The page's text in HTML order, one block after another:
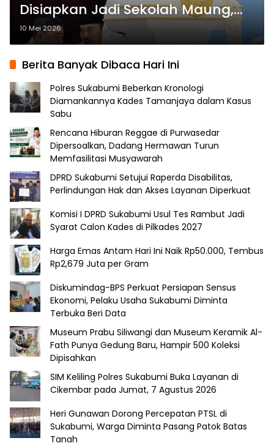
Disiapkan Jadi Sekolah Maung,
Total 42 Sekolah di Jawa Barat
10 Mei 2026
Berita Banyak Dibaca Hari Ini
Polres Sukabumi Beberkan Kronologi
Diamankannya Kades Tamanjaya dalam Kasus
Sabu
Rencana Hiburan Reggae di Purwasedar
Dipersoalkan, Dadang Hermawan Turun
Memfasilitasi Musyawarah
DPRD Sukabumi Setujui Raperda Disabilitas,
Perlindungan Hak dan Akses Layanan Diperkuat
Komisi I DPRD Sukabumi Usul Tes Rambut Jadi
Syarat Calon Kades di Pilkades 2027
Harga Emas Antam Hari Ini Naik Rp50.000, Tembus
Rp2,679 Juta per Gram
Diskumindag-BPS Perkuat Persiapan Sensus
Ekonomi, Pelaku Usaha Sukabumi Diminta
Terbuka Beri Data
Museum Prabu Siliwangi dan Museum Keramik Al-
Fath Punya Gedung Baru, Hampir 500 Koleksi
Dipisahkan
SIM Keliling Polres Sukabumi Buka Layanan di
Cikembar pada Jumat, 7 Agustus 2026
Heri Gunawan Dorong Percepatan PTSL di
Sukabumi, Warga Diminta Pasang Patok Batas
Tanah